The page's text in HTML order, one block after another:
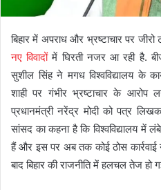
बिहार में अपराध और भ्रष्टाचार पर
नए विवादोंमें घिरती नजर आ रही है.
सुशील सिंह ने मगध विश्वविद्यालय के
शाही पर गंभीर भ्रष्टाचार के
प्रधानमंत्री नरेंद्र मोदी को पत्र
सांसद का कहना है कि विश्वविद्यालय में
हैं और इस पर अब तक कोई ठोस
बाद बिहार की राजनीति में हलचल तेज हो